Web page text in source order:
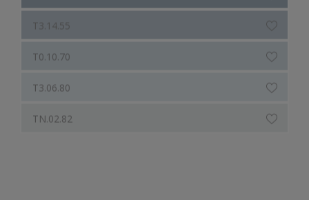
T0.10.70
T3.06.80
TN.02.82
W7.08.24